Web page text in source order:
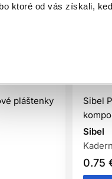
ktoré od vás získali,
pláštenky
Sibel
Sibel
0.75